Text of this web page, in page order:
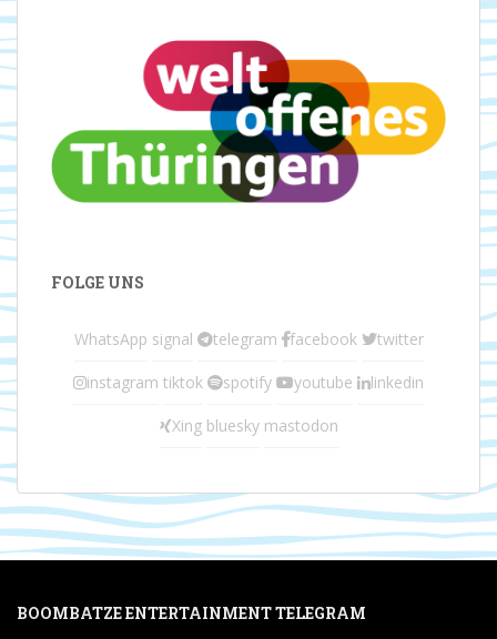
FOLGE UNS
WhatsApp signal telegram facebook twitter
instagram tiktok spotify youtube linkedin
Xing bluesky mastodon
BOOMBATZE ENTERTAINMENT TELEGRAM